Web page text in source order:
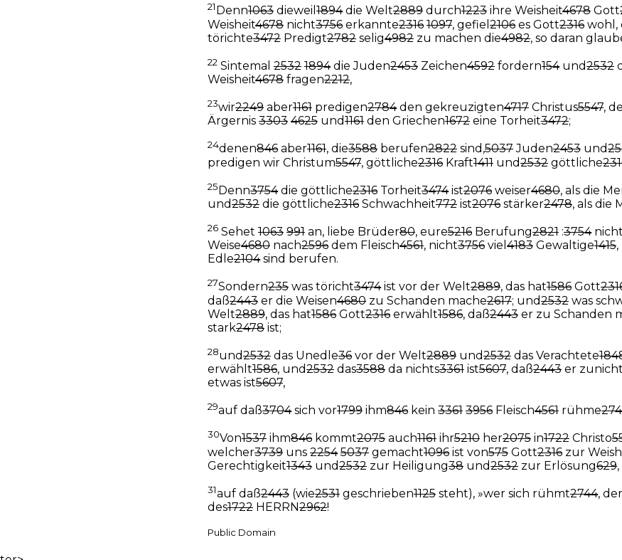
21 Denn1063 dieweil 1894die Welt2889 durch1223 ihre Weisheit4678 Gott
Weisheit4678 nicht3756 erkannte2316 1097, gefiel 2106 es Gott2316 wohl,
törichte3472 Predigt2782 selig4982 zu machen die4982, so daran
22 Sintemal 2532 1894die Juden2453 Zeichen4592 fordern154und2532
Weisheit4678 fragen2212,
23wir2249 aber1161 predigen2784den gekreuzigten4717 Christus5547,
Ärgernis 3303 4625 und1161 den Griechen1672 eine Torheit3472;
24denen846 aber1161, die3588 berufen2822 sind,5037Juden2453 und
predigen wir Christum5547, göttliche2316 Kraft1411 und2532 göttliche
25Denn3754die göttliche2316 Torheit3474ist2076 weiser4680, als die
und2532 die göttliche2316 Schwachheit772 ist2076 stärker2478, als die
26 Sehet 1063 991 an, liebe Brüder80, eure5216 Berufung2821 :3754nicht
Weise4680 nach2596 dem Fleisch4561, nicht3756 viel 4183 Gewaltige1415
Edle2104sind berufen.
27Sondern235 was töricht3474ist vor der Welt2889, das hat1586 Gott
daß2443 er die Weisen4680 zu Schanden mache2617; und2532 was
Welt2889, das hat1586 Gott2316 erwählt1586, daß2443 er zu Schanden
stark2478 ist;
28und2532 das Unedle36 vor der Welt2889 und2532 das Verachtete
erwählt1586, und2532 das3588 da nichts3361 ist5607, daß2443 er
etwas ist5607,
29auf daß3704sich vor1799 ihm846 kein 3361 3956 Fleisch4561 rühme
30Von1537 ihm846 kommt2075 auch1161 ihr5210 her2075 in1722 Christo
welcher3739 uns 2254 5037 gemacht1096 ist von575 Gott2316 zur
Gerechtigkeit1343 und2532 zur Heiligung38 und2532 zur Erlösung629,
31auf daß2443 (wie2531 geschrieben1125 steht), »wer sich rühmt2744,
des1722 HERRN2962!
Public Domain